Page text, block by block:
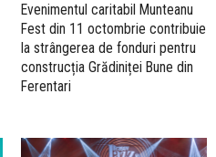
Evenimentul caritabil Munteanu
Fest din 11 octombrie contribuie
la strângerea de fonduri pentru
construcția Grădiniței Bune din
Ferentari